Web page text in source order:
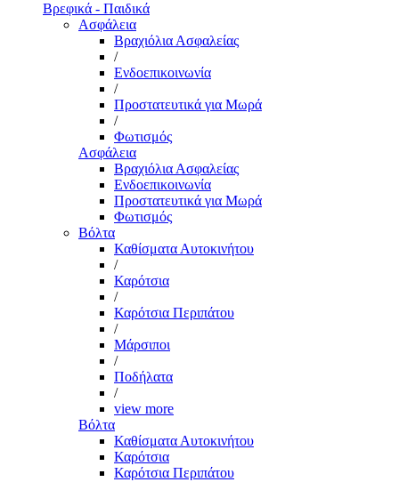
Βρεφικά - Παιδικά
Ασφάλεια
Βραχιόλια Ασφαλείας
/
Ενδοεπικοινωνία
/
Προστατευτικά για Μωρά
/
Φωτισμός
Ασφάλεια
Βραχιόλια Ασφαλείας
Ενδοεπικοινωνία
Προστατευτικά για Μωρά
Φωτισμός
Βόλτα
Καθίσματα Αυτοκινήτου
/
Καρότσια
/
Καρότσια Περιπάτου
/
Μάρσιποι
/
Ποδήλατα
/
view more
Βόλτα
Καθίσματα Αυτοκινήτου
Καρότσια
Καρότσια Περιπάτου